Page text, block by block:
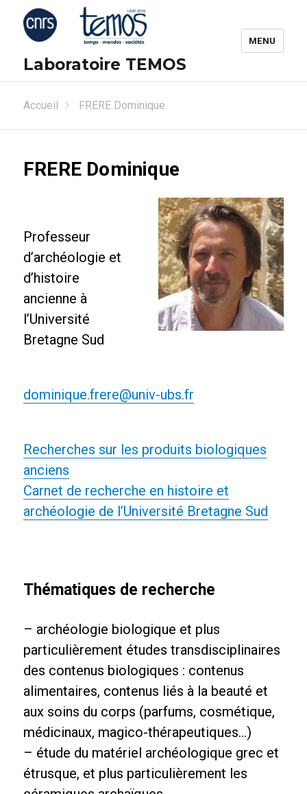
Laboratoire TEMOS
MENU
Accueil FRERE Dominique
FRERE Dominique
Professeur
d’archéologie et
d’histoire
ancienne à
l’Université
Bretagne Sud
dominique.frere@univ-ubs.fr
Recherches sur les produits biologiques
anciens
Carnet de recherche en histoire et
archéologie de l’Université Bretagne Sud
Thématiques de recherche
– archéologie biologique et plus
particulièrement études transdisciplinaires
des contenus biologiques : contenus
alimentaires, contenus liés à la beauté et
aux soins du corps (parfums, cosmétique,
médicinaux, magico-thérapeutiques…)
– étude du matériel archéologique grec et
étrusque, et plus particulièrement les